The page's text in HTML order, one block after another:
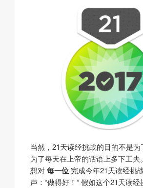
当然，21天读经挑战的目的不是
为了每天在上帝的话语上多下工夫
想对每一位 完成今年21天读经挑
声：“做得好！” 假如这个21天读